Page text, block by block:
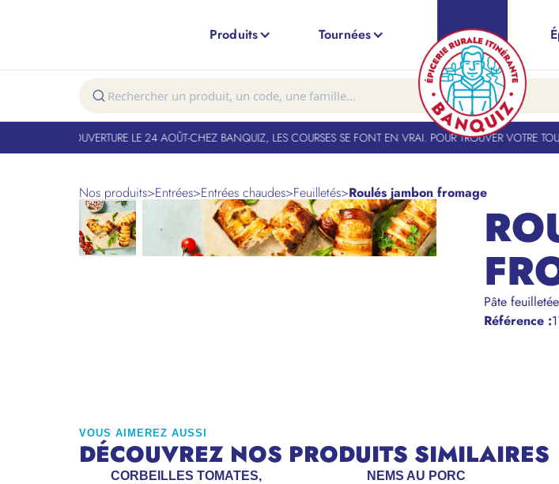
Produits Tournées
FERMÉ. RÉOUVERTURE LE 24 AOÛT-CHEZ BANQUIZ, LES COURSES SE FONT EN VRAI. POUR TROUVER VOTRE
Nos produits>Entrées>Entrées chaudes>Feuilletés>Roulés jambon fromage
Pâte
Référence :
VOUS AIMEREZ AUSSI
DÉCOUVREZ NOS PRODUITS SIMILAIRES
NEMS AU PORC
CORBEILLES TOMATES,